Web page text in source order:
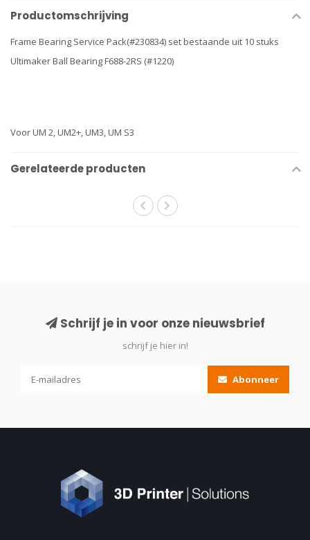
Productomschrijving
Frame Bearing Service Pack(#230834) set bestaande uit 10 stuks
Ultimaker Ball Bearing F688-2RS (#1220)
Voor UM 2, UM2+, UM3, UM S3
Gerelateerde producten
Schrijf je in voor onze nieuwsbrief
schrijf je hier in!
Abonneer